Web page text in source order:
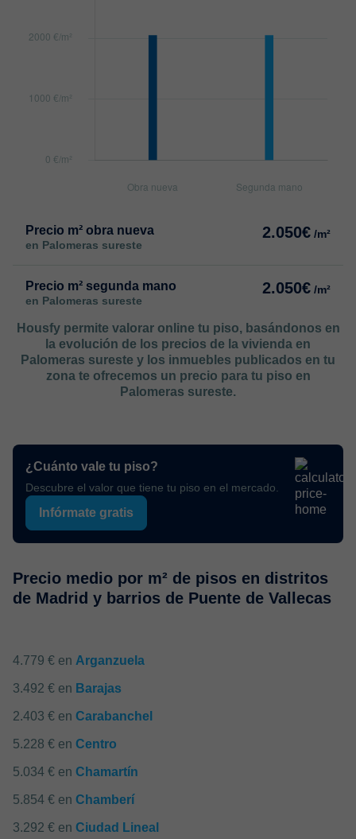
Precio m² obra nueva
en Palomeras sureste
2.050€ /m²
Precio m² segunda mano
en Palomeras sureste
2.050€ /m²
Housfy permite valorar online tu piso, basándonos en
la evolución de los precios de la vivienda en
Palomeras sureste y los inmuebles publicados en tu
zona te ofrecemos un precio para tu piso en
Palomeras sureste.
¿Cuánto vale tu piso?
Descubre el valor que tiene tu piso en el mercado.
Infórmate gratis
Precio medio por m² de pisos en distritos
de Madrid y barrios de Puente de Vallecas
4.779 € en Arganzuela
3.492 € en Barajas
2.403 € en Carabanchel
5.228 € en Centro
5.034 € en Chamartín
5.854 € en Chamberí
3.292 € en Ciudad Lineal